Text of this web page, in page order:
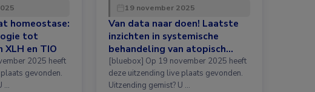
homeostase:
tot
XLH en TIO
gevonden.
…
19 november 2025
Van data naar doen! Laatste
inzichten in systemische
behandeling van atopisch
eczeem en prurigo nodularis
[bluebox] Op 19 november 2025 heeft
deze uitzending live plaats gevonden.
Uitzending gemist? U …